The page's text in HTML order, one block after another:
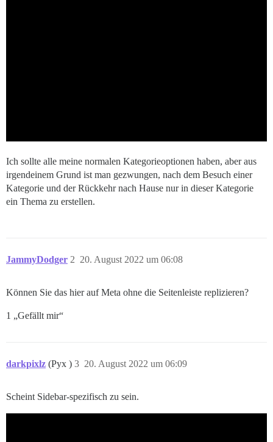
Ich sollte alle meine normalen Kategorieoptionen haben, aber aus
irgendeinem Grund ist man gezwungen, nach dem Besuch einer
Kategorie und der Rückkehr nach Hause nur in dieser Kategorie
ein Thema zu erstellen.
JammyDodger 20. August 2022 um 06:08
2
Können Sie das hier auf Meta ohne die Seitenleiste replizieren?
1 „Gefällt mir“
darkpixlz (Pyx ) 20. August 2022 um 06:09
3
Scheint Sidebar-spezifisch zu sein.